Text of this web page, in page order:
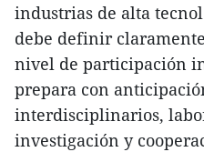
industrias de alta
debe definir
nivel de participación
prepara con
interdisciplinarios,
investigación y